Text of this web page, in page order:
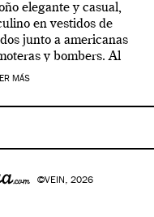
elegante y casual,
en vestidos de
junto a americanas
y bombers. Al
MÁS
©VEIN, 2026